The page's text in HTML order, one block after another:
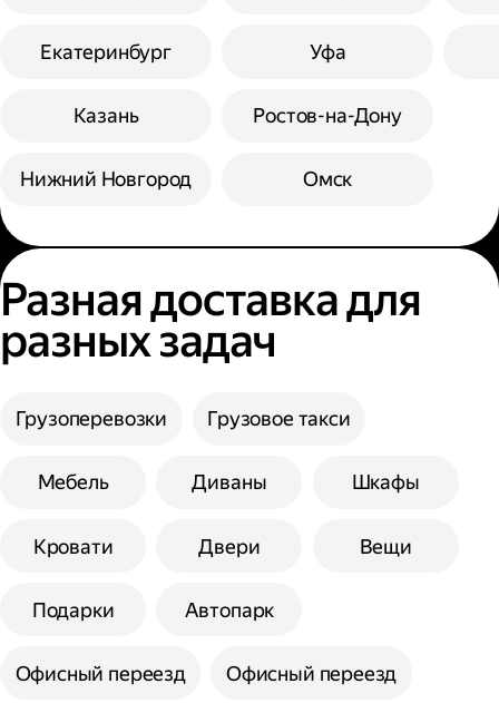
Екатеринбург
Казань
Нижний Новгород
Уфа
Ростов-на-Дону
Омск
Разная доставка для
разных задач
Грузоперевозки Грузовое такси
Мебель Диваны Шкафы
Кровати Двери Вещи
Подарки Автопарк
Офисный переезд Офисный переезд